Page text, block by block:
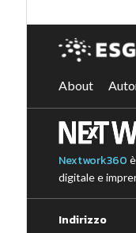
About
Nextwork360
digitale e
Indirizzo